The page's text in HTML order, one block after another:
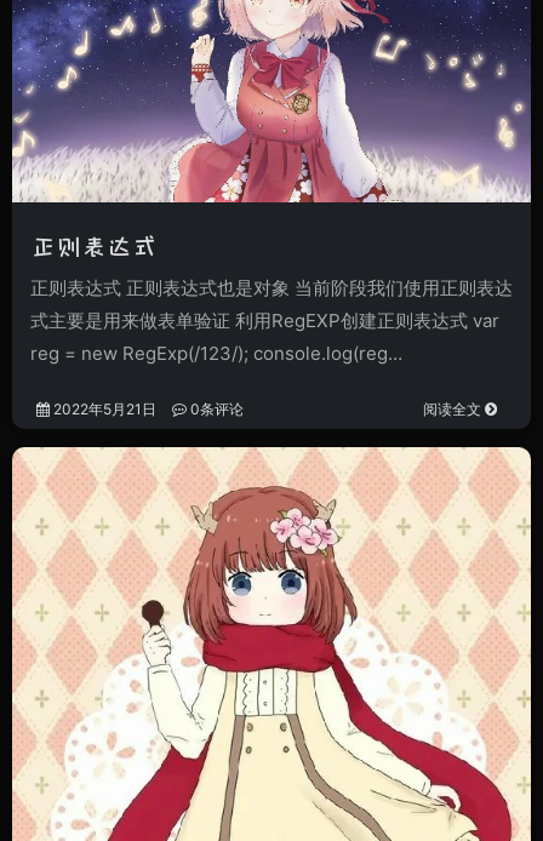
正则表达式
正则表达式 正则表达式也是对象 当前阶段我们使用正则表达
式主要是用来做表单验证 利用RegEXP创建正则表达式 var
reg = new RegExp(/123/); console.log(reg…
2022年5月21日 0条评论 阅读全文